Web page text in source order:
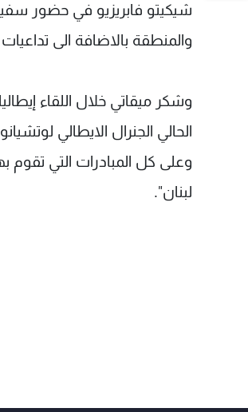
شيكيتو فابريزيو في حضور
والمنطقة بالاضافة الى
وشكر ميقاتي خلال اللقاء
الحالي الجنرال الايطالي
وعلى كل المبادرات التي تقوم
لبنان".